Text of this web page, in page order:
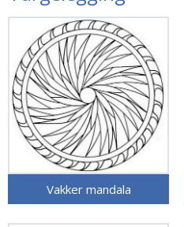
Vakker mandala